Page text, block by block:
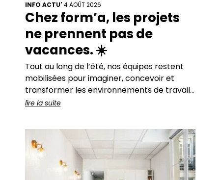
INFO ACTU'4 AOÛT 2026
Chez form’a, les projets
ne prennent pas de
vacances. ☀️
Tout au long de l’été, nos équipes restent
mobilisées pour imaginer, concevoir et
transformer les environnements de travail
de nos clients. De beaux projets sont en
🚀 Chez form’a, nous partageons une même
conviction
lire la suite